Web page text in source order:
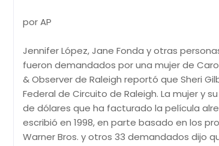
por AP
Jennifer López, Jane Fonda y otras
fueron demandados por una mujer de
& Observer de Raleigh reportó que Sheri
Federal de Circuito de Raleigh. La mujer y
de dólares que ha facturado la película
escribió en 1998, en parte basado en los
Warner Bros. y otros 33 demandados dijo